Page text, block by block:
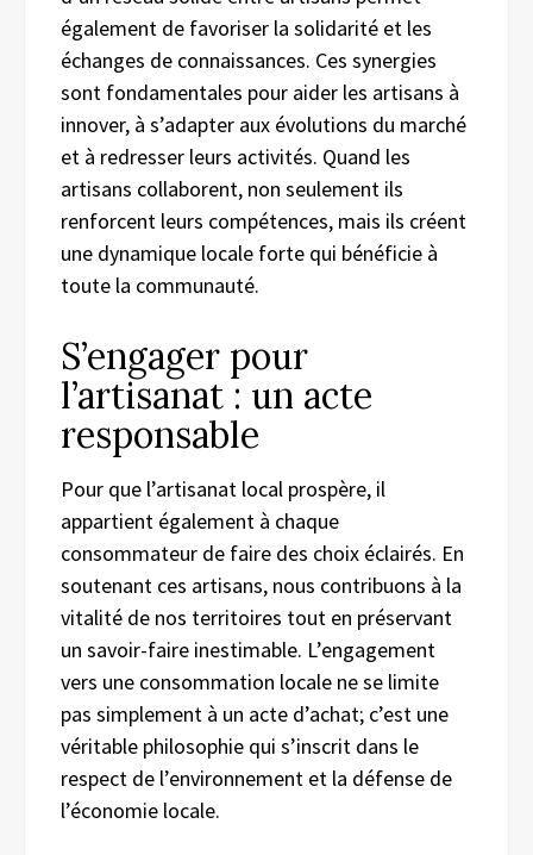
également de favoriser la solidarité et les
échanges de connaissances. Ces synergies
sont fondamentales pour aider les artisans à
innover, à s’adapter aux évolutions du marché
et à redresser leurs activités. Quand les
artisans collaborent, non seulement ils
renforcent leurs compétences, mais ils créent
une dynamique locale forte qui bénéficie à
toute la communauté.
S’engager pour
l’artisanat : un acte
responsable
Pour que l’artisanat local prospère, il
appartient également à chaque
consommateur de faire des choix éclairés. En
soutenant ces artisans, nous contribuons à la
vitalité de nos territoires tout en préservant
un savoir-faire inestimable. L’engagement
vers une consommation locale ne se limite
pas simplement à un acte d’achat; c’est une
véritable philosophie qui s’inscrit dans le
respect de l’environnement et la défense de
l’économie locale.